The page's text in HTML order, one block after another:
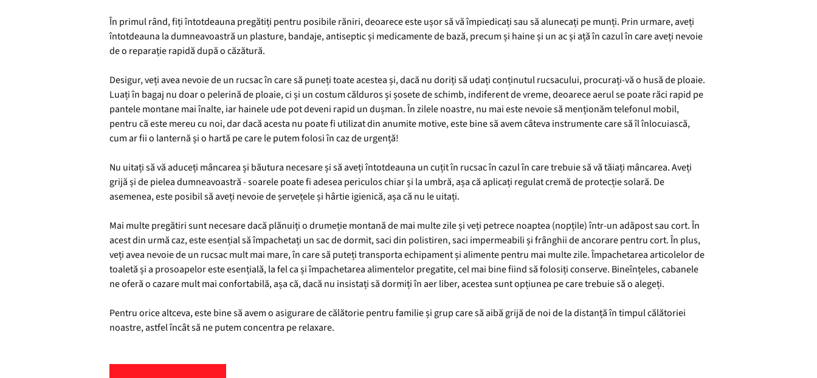
În primul rând, fiți întotdeauna pregătiți pentru posibile răniri, deoarece este ușor să vă împiedicați sau să alunecați pe munți. Prin urmare, aveți
întotdeauna la dumneavoastră un plasture, bandaje, antiseptic și medicamente de bază, precum și haine și un ac și ață în cazul în care aveți nevoie
de o reparație rapidă după o căzătură.
Desigur, veți avea nevoie de un rucsac în care să puneți toate acestea și, dacă nu doriți să udați conținutul rucsacului, procurați-vă o husă de ploaie.
Luați în bagaj nu doar o pelerină de ploaie, ci și un costum călduros și șosete de schimb, indiferent de vreme, deoarece aerul se poate răci rapid pe
pantele montane mai înalte, iar hainele ude pot deveni rapid un dușman. În zilele noastre, nu mai este nevoie să menționăm telefonul mobil,
pentru că este mereu cu noi, dar dacă acesta nu poate fi utilizat din anumite motive, este bine să avem câteva instrumente care să îl înlocuiască,
cum ar fii o lanternă și o hartă pe care le putem folosi în caz de urgență!
Nu uitați să vă aduceți mâncarea și băutura necesare și să aveți întotdeauna un cuțit în rucsac în cazul în care trebuie să vă tăiați mâncarea. Aveți
grijă și de pielea dumneavoastră - soarele poate fi adesea periculos chiar și la umbră, așa că aplicați regulat cremă de protecție solară. De
asemenea, este posibil să aveți nevoie de șervețele și hârtie igienică, așa că nu le uitați.
Mai multe pregătiri sunt necesare dacă plănuiți o drumeție montană de mai multe zile și veți petrece noaptea (nopțile) într-un adăpost sau cort. În
acest din urmă caz, este esențial să împachetați un sac de dormit, saci din polistiren, saci impermeabili și frânghii de ancorare pentru cort. În plus,
veți avea nevoie de un rucsac mult mai mare, în care să puteți transporta echipament și alimente pentru mai multe zile. Împachetarea articolelor de
toaletă și a prosoapelor este esențială, la fel ca și împachetarea alimentelor pregatite, cel mai bine fiind să folosiți conserve. Bineînțeles, cabanele
ne oferă o cazare mult mai confortabilă, așa că, dacă nu insistați să dormiți în aer liber, acestea sunt opțiunea pe care trebuie să o alegeți.
Pentru orice altceva, este bine să avem o asigurare de călătorie pentru familie și grup care să aibă grijă de noi de la distanță în timpul călătoriei
noastre, astfel încât să ne putem concentra pe relaxare.